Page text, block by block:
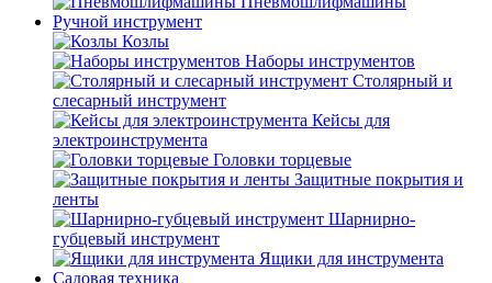
Ручной инструмент
Козлы
Наборы инструментов
Столярный и
слесарный инструмент
Кейсы для
электроинструмента
Головки торцевые
Защитные покрытия и
ленты
Шарнирно-
губцевый инструмент
Ящики для инструмента
Садовая техника